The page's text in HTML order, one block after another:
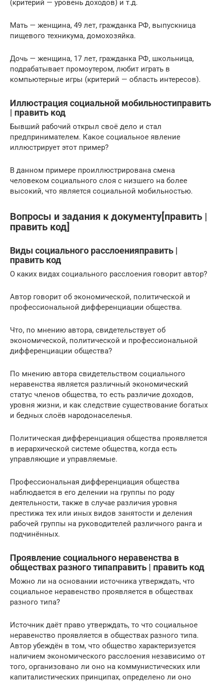
(критерий — уровень доходов) и т.д.
Мать — женщина, 49 лет, гражданка РФ, выпускница
пищевого техникума, домохозяйка.
Дочь — женщина, 17 лет, гражданка РФ, школьница,
подрабатывает промоутером, любит играть в
компьютерные игры (критерий — область интересов).
Иллюстрация социальной мобильностиправить
| править код
Бывший рабочий открыл своё дело и стал
предпринимателем. Какое социальное явление
иллюстрирует этот пример?
В данном примере проиллюстрирована смена
человеком социального слоя с низшего на более
высокий, что является социальной мобильностью.
Вопросы и задания к документу[править |
править код]
Виды социального расслоенияправить |
править код
О каких видах социального расслоения говорит автор?
Автор говорит об экономической, политической и
профессиональной дифференциации общества.
Что, по мнению автора, свидетельствует об
экономической, политической и профессиональной
дифференциации общества?
По мнению автора свидетельством социального
неравенства является различный экономический
статус членов общества, то есть различие доходов,
уровня жизни, и как следствие существование богатых
и бедных слоёв народонаселенья.
Политическая дифференциация общества проявляется
в иерархической системе общества, когда есть
управляющие и управляемые.
Профессиональная дифференциация общества
наблюдается в его делении на группы по роду
деятельности, также в случае различия уровня
престижа тех или иных видов занятости и деления
рабочей группы на руководителей различного ранга и
подчинённых.
Проявление социального неравенства в
обществах разного типаправить | править код
Можно ли на основании источника утверждать, что
социальное неравенство проявляется в обществах
разного типа?
Источник даёт право утверждать, то что социальное
неравенство проявляется в обществах разного типа.
Автор убеждён в том, что общество характеризуется
наличием экономического расслоения независимо от
того, организовано ли оно на коммунистических или
капиталистических принципах, определено ли оно